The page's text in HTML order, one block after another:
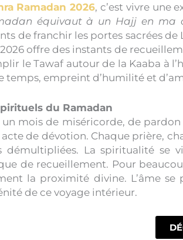
Ramadan 2026
équivaut à un Hajj en ma
de franchir les portes sacrées
offre des instants de
le Tawaf autour de la Kaaba à
temps, empreint d’humilité et
du Ramadan
un mois de miséricorde, de
de dévotion. Chaque prière,
démultipliées. La spiritualité se
de recueillement. Pour
la proximité divine. L’âme
de ce voyage intérieur.